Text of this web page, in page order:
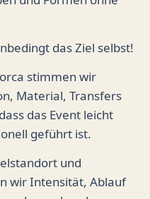
das Ziel selbst!
stimmen wir
Material, Transfers
das Event leicht
geführt ist.
und
wir Intensität, Ablauf